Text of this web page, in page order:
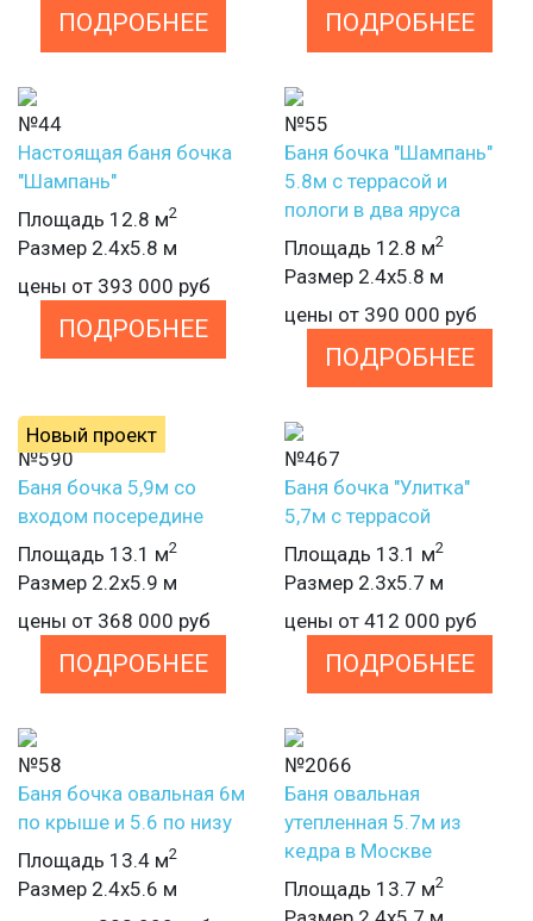
ПОДРОБНЕЕ ПОДРОБНЕЕ
№44
Настоящая баня бочка
"Шампань"
Площадь 12.8 м2
Размер 2.4х5.8 м
цены от 393 000 руб
ПОДРОБНЕЕ
№55
Баня бочка "Шампань"
5.8м с террасой и
пологи в два яруса
Площадь 12.8 м2
Размер 2.4х5.8 м
цены от 390 000 руб
ПОДРОБНЕЕ
№590
Новый проект
Баня бочка 5,9м со
входом посередине
Площадь 13.1 м2
Размер 2.2х5.9 м
цены от 368 000 руб
ПОДРОБНЕЕ
№467
Баня бочка "Улитка"
5,7м с террасой
Площадь 13.1 м2
Размер 2.3х5.7 м
цены от 412 000 руб
ПОДРОБНЕЕ
№58
Баня бочка овальная 6м
по крыше и 5.6 по низу
Площадь 13.4 м2
Размер 2.4х5.6 м
№2066
Баня овальная
утепленная 5.7м из
кедра в Москве
Площадь 13.7 м2